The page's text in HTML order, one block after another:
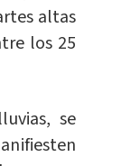
altas
los 25
se